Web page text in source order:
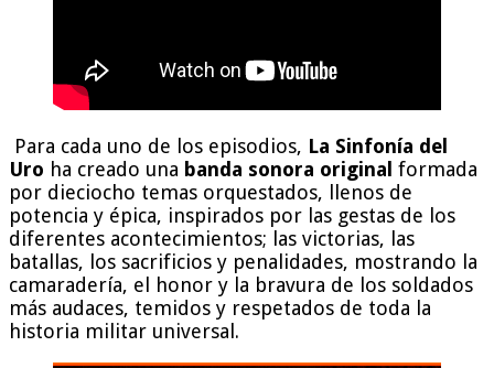
Para cada uno de los episodios, La Sinfonía del
Uro ha creado una banda sonora original formada
por dieciocho temas orquestados, llenos de
potencia y épica, inspirados por las gestas de los
diferentes acontecimientos; las victorias, las
batallas, los sacrificios y penalidades, mostrando la
camaradería, el honor y la bravura de los soldados
más audaces, temidos y respetados de toda la
historia militar universal.